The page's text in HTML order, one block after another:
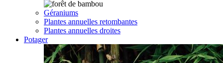
Géraniums
Plantes annuelles retombantes
Plantes annuelles droites
Potager